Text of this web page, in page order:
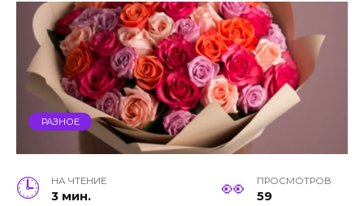
РАЗНОЕ
НА ЧТЕНИЕ
3 мин.
ПРОСМОТРОВ
59